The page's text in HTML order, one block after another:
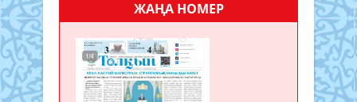
ЖАҢА НОМЕР